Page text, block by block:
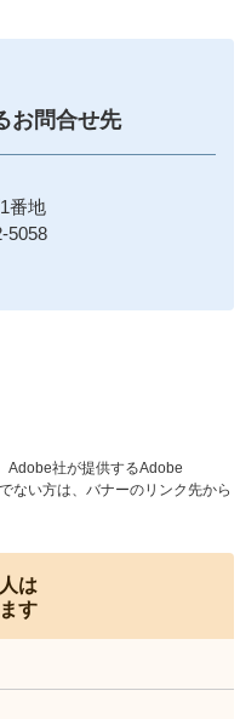
お問合せ先
番地
5058
Adobe社が提供するAdobe
ない方は、バナーのリンク先から
は
す